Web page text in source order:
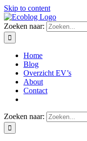
Skip to content
Zoeken naar:
Home
Blog
Overzicht EV’s
About
Contact
Zoeken naar: